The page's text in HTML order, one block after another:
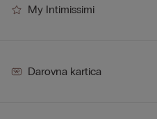
My Intimissimi
Darovna kartica